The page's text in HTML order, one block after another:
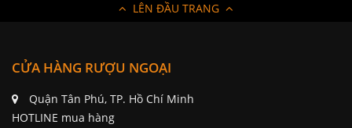
LÊN ĐẦU TRANG
CỬA HÀNG RƯỢU NGOẠI
Quận Tân Phú, TP. Hồ Chí Minh
HOTLINE mua hàng